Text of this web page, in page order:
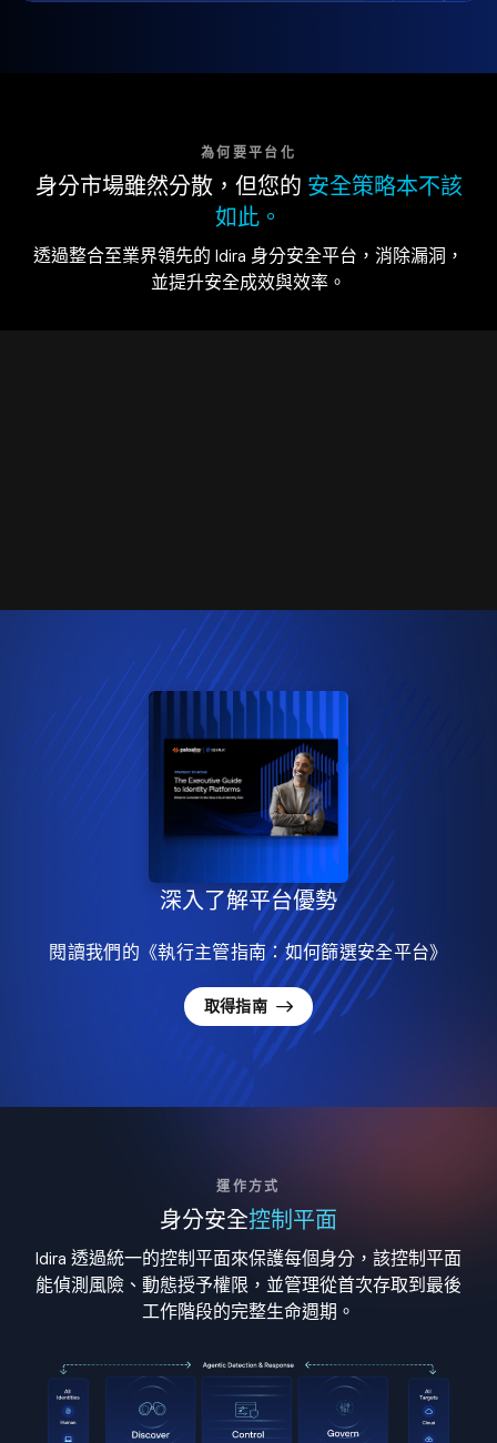
為何要平台化
身分市場雖然分散，但您的 安全策略本不該
如此。
透過整合至業界領先的 Idira 身分安全平台，消除漏洞，
並提升安全成效與效率。
深入了解平台優勢
閱讀我們的《執行主管指南：如何篩選安全平台》
取得指南
運作方式
身分安全控制平面
Idira 透過統一的控制平面來保護每個身分，該控制平面
能偵測風險、動態授予權限，並管理從首次存取到最後
工作階段的完整生命週期。